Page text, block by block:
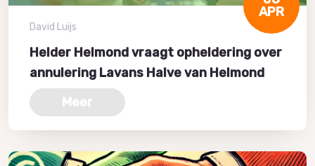
APR
David Luijs
Helder Helmond vraagt opheldering over
annulering Lavans Halve van Helmond
Meer